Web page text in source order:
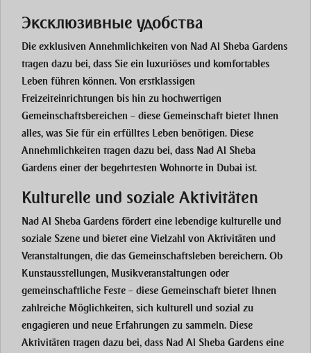
Эксклюзивные удобства
Die exklusiven Annehmlichkeiten von Nad Al Sheba Gardens
tragen dazu bei, dass Sie ein luxuriöses und komfortables
Leben führen können. Von erstklassigen
Freizeiteinrichtungen bis hin zu hochwertigen
Gemeinschaftsbereichen – diese Gemeinschaft bietet Ihnen
alles, was Sie für ein erfülltes Leben benötigen. Diese
Annehmlichkeiten tragen dazu bei, dass Nad Al Sheba
Gardens einer der begehrtesten Wohnorte in Dubai ist.
Kulturelle und soziale Aktivitäten
Nad Al Sheba Gardens fördert eine lebendige kulturelle und
soziale Szene und bietet eine Vielzahl von Aktivitäten und
Veranstaltungen, die das Gemeinschaftsleben bereichern. Ob
Kunstausstellungen, Musikveranstaltungen oder
gemeinschaftliche Feste – diese Gemeinschaft bietet Ihnen
zahlreiche Möglichkeiten, sich kulturell und sozial zu
engagieren und neue Erfahrungen zu sammeln. Diese
Aktivitäten tragen dazu bei, dass Nad Al Sheba Gardens eine